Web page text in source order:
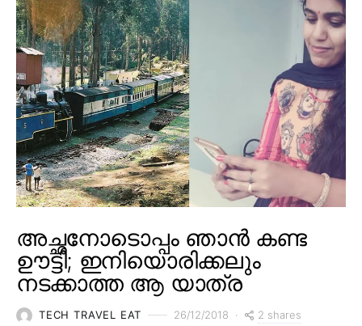
അച്ഛനോടൊപ്പം ഞാൻ കണ്ട
ഊട്ടി; ഇനിയൊരിക്കലും
നടക്കാത്ത ആ യാത്ര
TECH TRAVEL EAT 26/12/2018 2 shares